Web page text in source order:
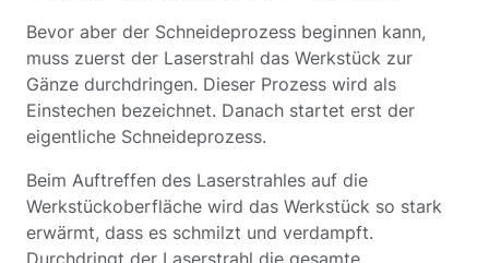
Bevor aber der Schneideprozess beginnen kann,
muss zuerst der Laserstrahl das Werkstück zur
Gänze durchdringen. Dieser Prozess wird als
Einstechen bezeichnet. Danach startet erst der
eigentliche Schneideprozess.
Beim Auftreffen des Laserstrahles auf die
Werkstückoberfläche wird das Werkstück so stark
erwärmt, dass es schmilzt und verdampft.
Durchdringt der Laserstrahl die gesamte